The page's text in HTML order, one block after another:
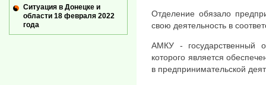
Отделение обязало
свою деятельность в
АМКУ - государственный
которого является
в предпринимательской
Ситуация в Донецке и
области 18 февраля 2022
года